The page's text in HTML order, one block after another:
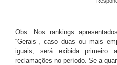
Obs: Nos rankings
“Gerais”, caso duas ou mais
iguais, será exibida primeiro
reclamações no período. Se a